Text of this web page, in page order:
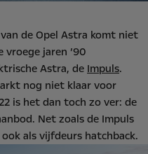
de Opel Astra komt niet
jaren ’90
Astra, de Impuls.
nog niet klaar voor
is het dan toch zo ver: de
Net zoals de Impuls
als vijfdeurs hatchback.